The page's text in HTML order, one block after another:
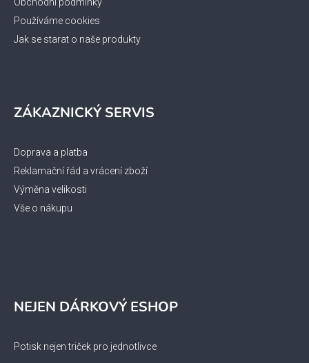
Obchodní podmínky
Používáme cookies
Jak se starat o naše produkty
ZÁKAZNICKÝ SERVIS
Doprava a platba
Reklamační řád a vrácení zboží
Výměna velikosti
Vše o nákupu
NEJEN DÁRKOVÝ ESHOP
Potisk nejen triček pro jednotlivce